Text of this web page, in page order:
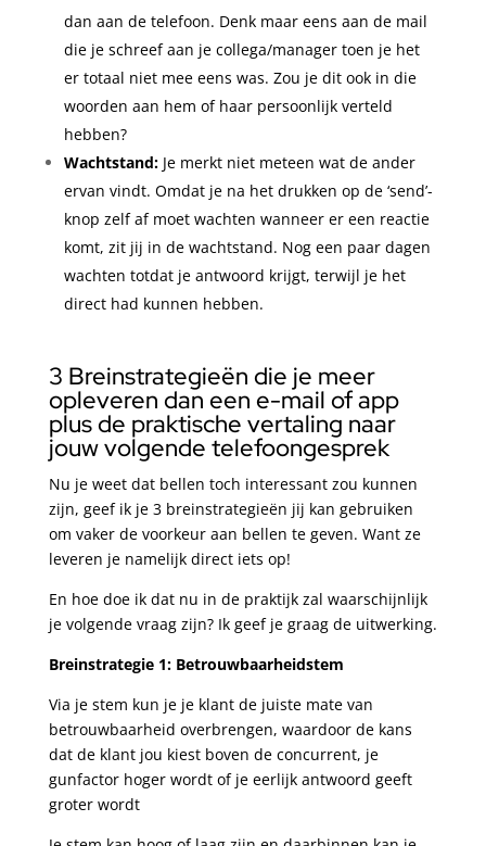
dan aan de telefoon. Denk maar eens aan de mail
die je schreef aan je collega/manager toen je het
er totaal niet mee eens was. Zou je dit ook in die
woorden aan hem of haar persoonlijk verteld
hebben?
Wachtstand:Je merkt niet meteen wat de ander
ervan vindt. Omdat je na het drukken op de ‘send’-
knop zelf af moet wachten wanneer er een reactie
komt, zit jij in de wachtstand. Nog een paar dagen
wachten totdat je antwoord krijgt, terwijl je het
direct had kunnen hebben.
3 Breinstrategieën die je meer
opleveren dan een e-mail of app
plus de praktische vertaling naar
jouw volgende telefoongesprek
Nu je weet dat bellen toch interessant zou kunnen
zijn, geef ik je 3 breinstrategieën jij kan gebruiken
om vaker de voorkeur aan bellen te geven. Want ze
leveren je namelijk direct iets op!
En hoe doe ik dat nu in de praktijk zal waarschijnlijk
je volgende vraag zijn? Ik geef je graag de uitwerking.
Breinstrategie 1: Betrouwbaarheidstem
Via je stem kun je je klant de juiste mate van
betrouwbaarheid overbrengen, waardoor de kans
dat de klant jou kiest boven de concurrent, je
gunfactor hoger wordt of je eerlijk antwoord geeft
groter wordt